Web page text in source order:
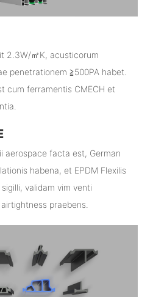
2.3W/㎡K, acusticorum
penetrationem ≧500PA habet.
cum ferramentis CMECH et
aerospace facta est, German
habena, et EPDM Flexilis
validam vim venti
praebens.